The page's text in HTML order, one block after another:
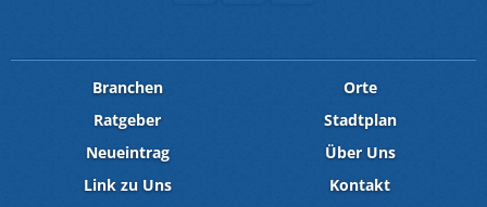
Branchen
Orte
Ratgeber
Stadtplan
Neueintrag
Über Uns
Link zu Uns
Kontakt